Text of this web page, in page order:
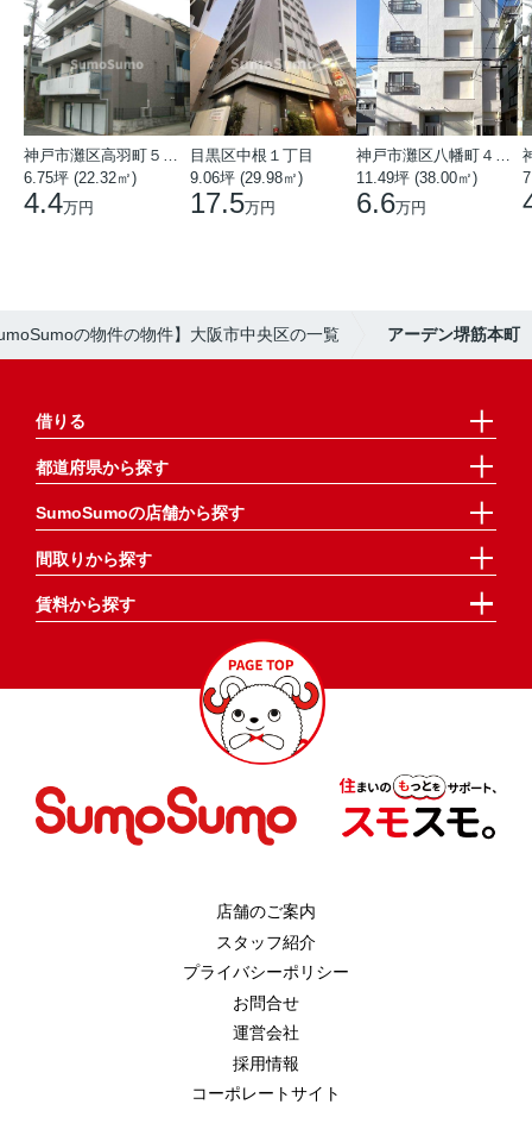
6.75坪 (22.32㎡)
4.4万円
目黒区中根１丁目
9.06坪 (29.98㎡)
17.5万円
11.49坪 (38.00㎡)
6.6万円
の物件の物件】大阪市中央区の一覧 アーデン堺筋本町
借りる
都道府県から探す
SumoSumoの店舗から探す
間取りから探す
賃料から探す
店舗のご案内
スタッフ紹介
プライバシーポリシー
お問合せ
運営会社
採用情報
コーポレートサイト